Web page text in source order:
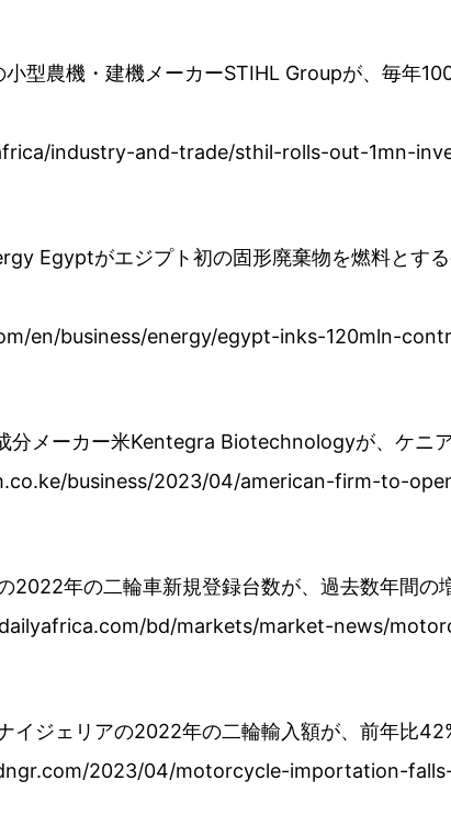
型農機・建機メーカーSTIHL Groupが、毎年
industry-and-trade/sthil-rolls-out-1mn-
Egyptがエジプト初の固形廃棄物を燃料とす
en/business/energy/egypt-inks-120mln-
分メーカー米Kentegra Biotechnologyが、ケニ
business/2023/04/american-firm-to-
2022年の二輪車新規登録台数が、過去数年間の
bd/markets/market-news/
イジェリアの2022年の二輪輸入額が、前年比
2023/04/motorcycle-importation-